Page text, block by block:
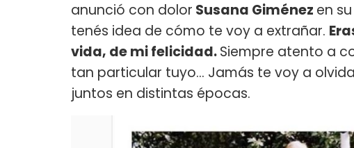
anunció con dolor Susana Giménez en
tenés idea de cómo te voy a extrañar.
vida, de mi felicidad.Siempre atento a
tan particular tuyo… Jamás te voy a
juntos en distintas épocas.